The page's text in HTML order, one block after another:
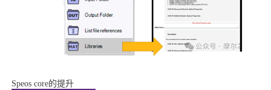
Speos core的提升